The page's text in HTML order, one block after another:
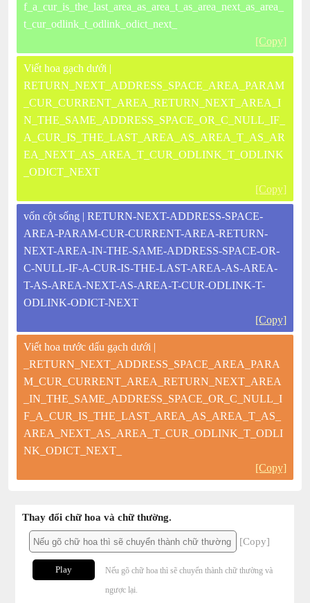
f_a_cur_is_the_last_area_as_area_t_as_area_next_as_area_
t_cur_odlink_t_odlink_odict_next_
[Copy]
Viết hoa gạch dưới |
RETURN_NEXT_ADDRESS_SPACE_AREA_PARAM
_CUR_CURRENT_AREA_RETURN_NEXT_AREA_I
N_THE_SAME_ADDRESS_SPACE_OR_C_NULL_IF_
A_CUR_IS_THE_LAST_AREA_AS_AREA_T_AS_AR
EA_NEXT_AS_AREA_T_CUR_ODLINK_T_ODLINK
_ODICT_NEXT
[Copy]
vốn cột sống | RETURN-NEXT-ADDRESS-SPACE-
AREA-PARAM-CUR-CURRENT-AREA-RETURN-
NEXT-AREA-IN-THE-SAME-ADDRESS-SPACE-OR-
C-NULL-IF-A-CUR-IS-THE-LAST-AREA-AS-AREA-
T-AS-AREA-NEXT-AS-AREA-T-CUR-ODLINK-T-
ODLINK-ODICT-NEXT
[Copy]
Viết hoa trước dấu gạch dưới |
_RETURN_NEXT_ADDRESS_SPACE_AREA_PARA
M_CUR_CURRENT_AREA_RETURN_NEXT_AREA
_IN_THE_SAME_ADDRESS_SPACE_OR_C_NULL_I
F_A_CUR_IS_THE_LAST_AREA_AS_AREA_T_AS_
AREA_NEXT_AS_AREA_T_CUR_ODLINK_T_ODLI
NK_ODICT_NEXT_
[Copy]
Thay đổi chữ hoa và chữ thường.
[Copy]
Play
Nếu gõ chữ hoa thì sẽ chuyển thành chữ thường và
ngược lại.